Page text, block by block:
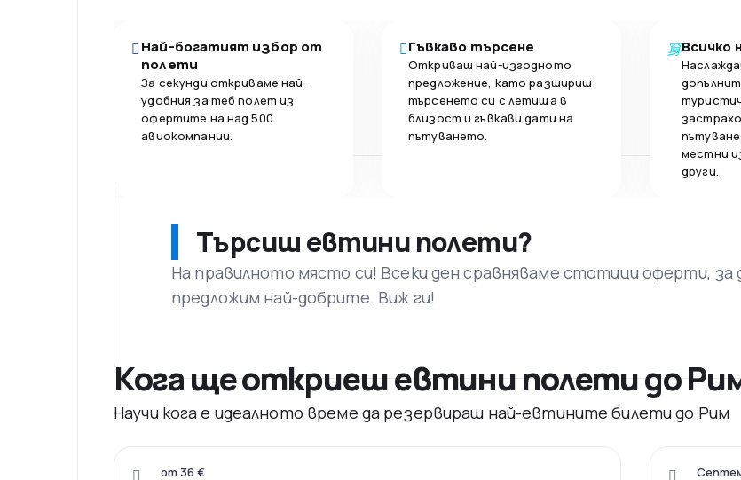
Най-богатият избор от
полети
За секунди откриваме най-
удобния за теб полет из
офертите на над 500
авиокомпании.
Гъвкаво търсене
Откриваш най-изгодното
предложение, като разшириш
търсенето си с летища в
близост и гъвкави дати на
пътуването.
Всичко
местни
други.
Търсиш евтини полети?
На правилното място си! Всеки ден сравняваме стотици оферти, за
предложим най-добрите. Виж ги!
Кога ще откриеш евтини полети до
Научи кога е идеалното време да резервираш най-евтините билети до Рим
от 36 €